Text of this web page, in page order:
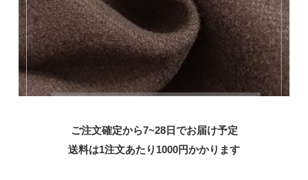
ご注文確定から7~28日でお届け予定
送料は1注文あたり 1000円かかります